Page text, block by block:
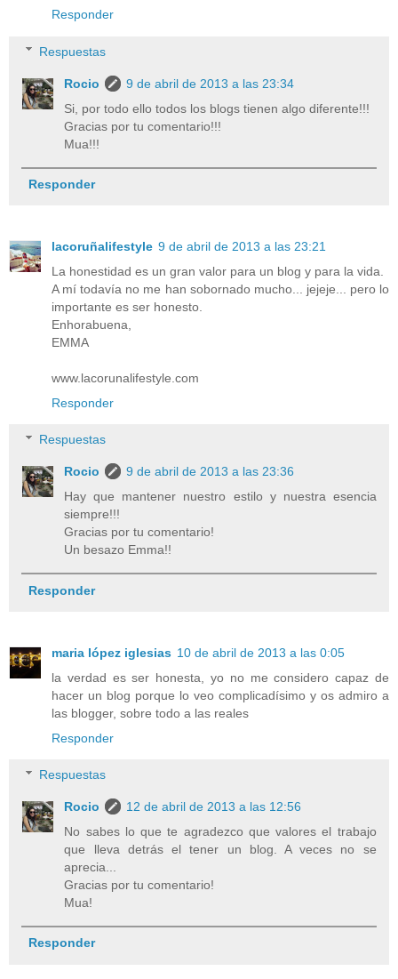
Responder
Respuestas
Rocio
9 de abril de 2013 a las 23:34
Si, por todo ello todos los blogs tienen algo diferente!!!
Gracias por tu comentario!!!
Mua!!!
Responder
lacoruñalifestyle 9 de abril de 2013 a las 23:21
La honestidad es un gran valor para un blog y para la vida.
A mí todavía no me han sobornado mucho... jejeje... pero lo
importante es ser honesto.
Enhorabuena,
EMMA
www.lacorunalifestyle.com
Responder
Respuestas
Rocio
9 de abril de 2013 a las 23:36
Hay que mantener nuestro estilo y nuestra esencia
siempre!!!
Gracias por tu comentario!
Un besazo Emma!!
Responder
maria lópez iglesias 10 de abril de 2013 a las 0:05
la verdad es ser honesta, yo no me considero capaz de
hacer un blog porque lo veo complicadísimo y os admiro a
las blogger, sobre todo a las reales
Responder
Respuestas
Rocio
12 de abril de 2013 a las 12:56
No sabes lo que te agradezco que valores el trabajo
que lleva detrás el tener un blog. A veces no se
aprecia...
Gracias por tu comentario!
Mua!
Responder